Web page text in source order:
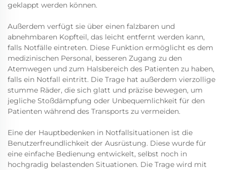
geklappt werden können.
Außerdem verfügt sie über einen falzbaren und
abnehmbaren Kopfteil, das leicht entfernt werden kann,
falls Notfälle eintreten. Diese Funktion ermöglicht es dem
medizinischen Personal, besseren Zugang zu den
Atemwegen und zum Halsbereich des Patienten zu haben,
falls ein Notfall eintritt. Die Trage hat außerdem vierzollige
stumme Räder, die sich glatt und präzise bewegen, um
jegliche Stoßdämpfung oder Unbequemlichkeit für den
Patienten während des Transports zu vermeiden.
Eine der Hauptbedenken in Notfallsituationen ist die
Benutzerfreundlichkeit der Ausrüstung. Diese wurde für
eine einfache Bedienung entwickelt, selbst noch in
hochgradig belastenden Situationen. Die Trage wird mit